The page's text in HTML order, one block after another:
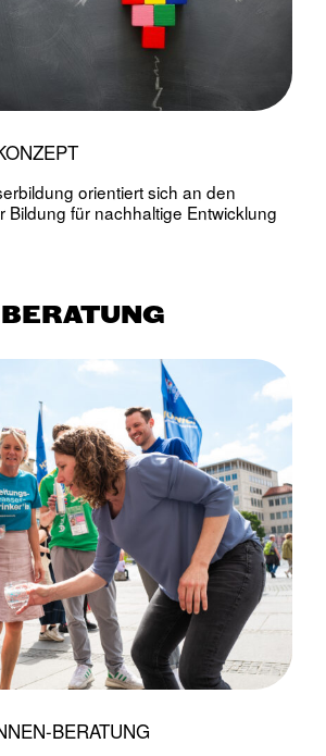
orientiert sich an den
Bildung für nachhaltige Entwicklung
BERATUNG
BERATUNG